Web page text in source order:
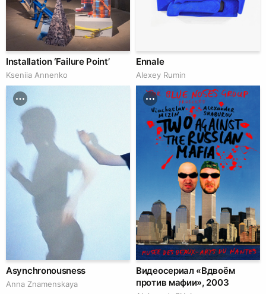
Installation ‘Failure Point’
Kseniia Аnnenko
Ennale
Аlexey Rumin
Asynchronousness
Anna Znamenskaya
Видеосериал «Вдвоём
против мафии», 2003